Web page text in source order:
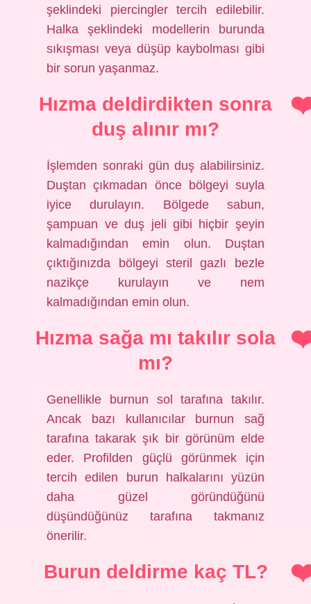
şeklindeki piercingler tercih edilebilir.
Halka şeklindeki modellerin burunda
sıkışması veya düşüp kaybolması gibi
bir sorun yaşanmaz.
Hızma deldirdikten sonra
duş alınır mı?
İşlemden sonraki gün duş alabilirsiniz.
Duştan çıkmadan önce bölgeyi suyla
iyice durulayın. Bölgede sabun,
şampuan ve duş jeli gibi hiçbir şeyin
kalmadığından emin olun. Duştan
çıktığınızda bölgeyi steril gazlı bezle
nazikçe kurulayın ve nem
kalmadığından emin olun.
Hızma sağa mı takılır sola
mı?
Genellikle burnun sol tarafına takılır.
Ancak bazı kullanıcılar burnun sağ
tarafına takarak şık bir görünüm elde
eder. Profilden güçlü görünmek için
tercih edilen burun halkalarını yüzün
daha güzel göründüğünü
düşündüğünüz tarafına takmanız
önerilir.
Burun deldirme kaç TL?